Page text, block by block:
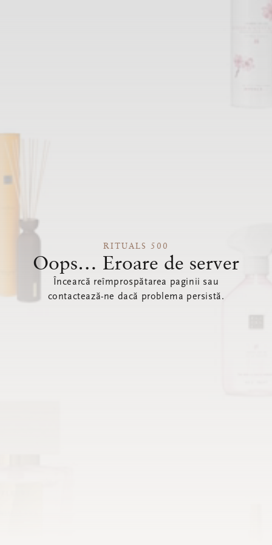
RITUALS 500
Oops… Eroare de server
Încearcă reîmprospătarea paginii sau
contactează-ne dacă problema persistă.